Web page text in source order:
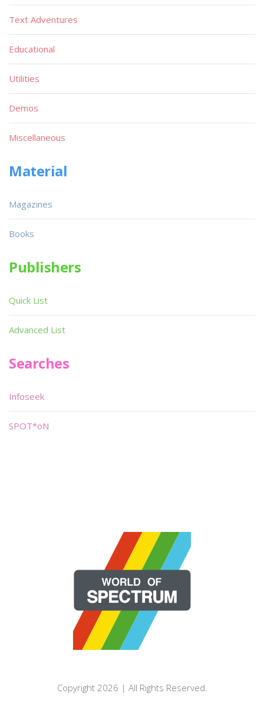
Text Adventures
Educational
Utilities
Demos
Miscellaneous
Material
Magazines
Books
Publishers
Quick List
Advanced List
Searches
Infoseek
SPOT*oN
Copyright 2026 | All Rights Reserved.